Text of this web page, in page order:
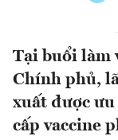
Tại buổi làm
Chính phủ,
xuất được
cấp vaccine